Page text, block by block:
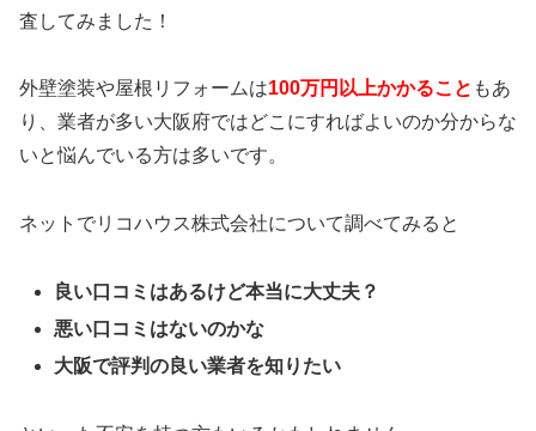
査してみました！
外壁塗装や屋根リフォームは100万円以上かかること もあ
り、業者が多い大阪府ではどこにすればよいのか分からな
いと悩んでいる方は多いです。
ネットでリコハウス株式会社について調べてみると
良い口コミはあるけど本当に大丈夫？
悪い口コミはないのかな
大阪で評判の良い業者を知りたい